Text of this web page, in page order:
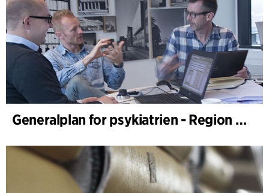
Generalplan for psykiatrien - Region Syddanmark, helseplanlegging